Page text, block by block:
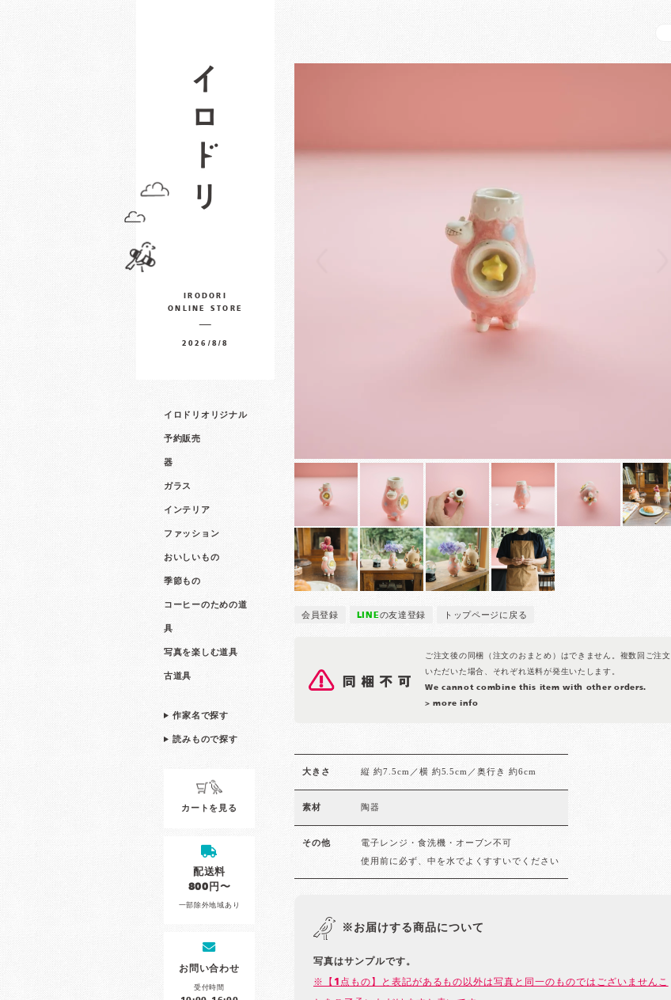
IRODORI
ONLINE STORE
2026/8/8
イロドリオリジナル
予約販売
器
ガラス
インテリア
ファッション
おいしいもの
季節もの
コーヒーのための道
具
写真を楽しむ道具
古道具
作家名で探す
読みもので探す
カートを見る
配送料
800円〜
一部除外地域あり
お問い合わせ
受付時間
会員登録 LINEの友達登録 トップページに戻る
ご注文後の同梱（注文のおまとめ）はできません。複数回ご注文
いただいた場合、それぞれ送料が発生いたします。
We cannot combine this item with other orders.
> more info
大きさ 縦 約7.5cm／横 約5.5cm／奥行き 約6cm
素材 陶器
その他
電子レンジ・食洗機・オーブン不可
使用前に必ず、中を水でよくすすいでください
※お届けする商品について
写真はサンプルです。
※【1点もの】と表記があるもの以外は写真と同一のものではございませんこ